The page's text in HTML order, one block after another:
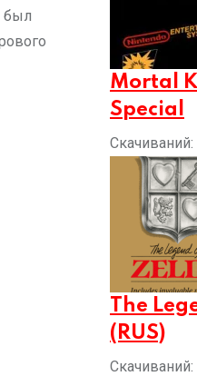
был
Mortal
Special
Скачиваний:
The
(RUS)
Скачиваний: